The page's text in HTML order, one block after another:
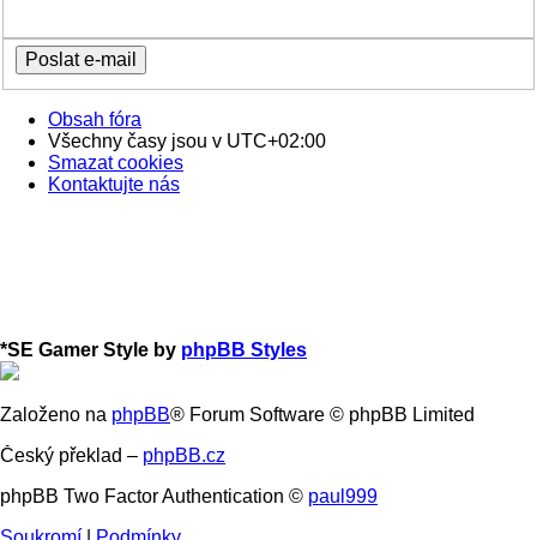
Obsah fóra
Všechny časy jsou v UTC+02:00
Smazat cookies
Kontaktujte nás
*SE Gamer Style by phpBB Styles
Založeno na phpBB® Forum Software © phpBB Limited
Český překlad – phpBB.cz
phpBB Two Factor Authentication © paul999